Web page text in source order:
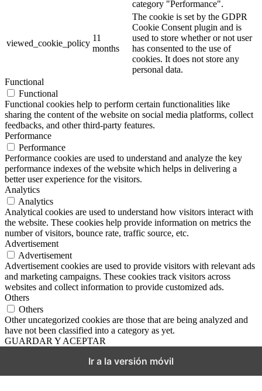
category "Performance".
viewed_cookie_policy
11
months
The cookie is set by the GDPR
Cookie Consent plugin and is
used to store whether or not user
has consented to the use of
cookies. It does not store any
personal data.
Functional
Functional
Functional cookies help to perform certain functionalities like
sharing the content of the website on social media platforms, collect
feedbacks, and other third-party features.
Performance
Performance
Performance cookies are used to understand and analyze the key
performance indexes of the website which helps in delivering a
better user experience for the visitors.
Analytics
Analytics
Analytical cookies are used to understand how visitors interact with
the website. These cookies help provide information on metrics the
number of visitors, bounce rate, traffic source, etc.
Advertisement
Advertisement
Advertisement cookies are used to provide visitors with relevant ads
and marketing campaigns. These cookies track visitors across
websites and collect information to provide customized ads.
Others
Others
Other uncategorized cookies are those that are being analyzed and
have not been classified into a category as yet.
GUARDAR Y ACEPTAR
Ir a la versión móvil